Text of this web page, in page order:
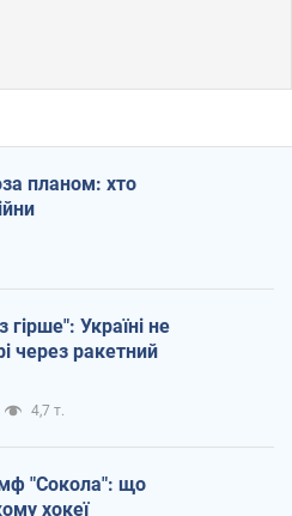
планом: хто
Україні не
через ракетний
4,7 т.
"Сокола": що
хокеї